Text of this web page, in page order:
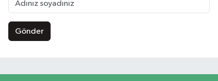
Gönder